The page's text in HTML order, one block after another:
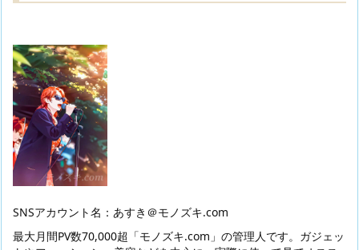
SNSアカウント名：あすき＠モノズキ.com
最大月間PV数70,000超「モノズキ.com」の管理人です。ガジェッ